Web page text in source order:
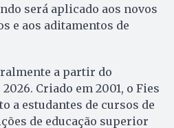
será aplicado aos novos
e aos aditamentos de
a partir do
Criado em 2001, o Fies
a estudantes de cursos de
de educação superior